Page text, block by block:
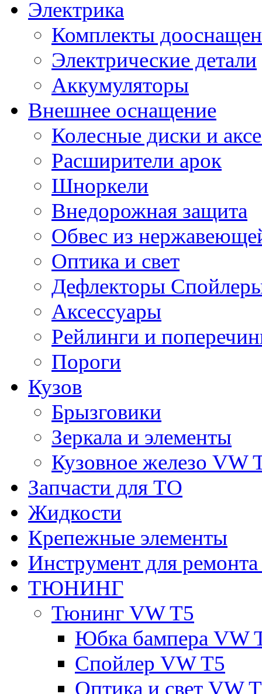
Электрика
Комплекты
Электрические детали
Аккумуляторы
Внешнее оснащение
Колесные диски и
Расширители арок
Шноркели
Внедорожная защита
Обвес из
Оптика и свет
Дефлекторы
Аксессуары
Рейлинги и
Пороги
Кузов
Брызговики
Зеркала и элементы
Кузовное железо VW
Запчасти для ТО
Жидкости
Крепежные элементы
Инструмент для
ТЮНИНГ
Тюнинг VW T5
Юбка бампера VW
Спойлер VW T5
Оптика и свет VW